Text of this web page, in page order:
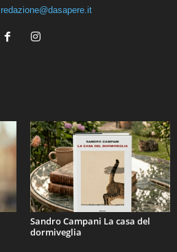
redazione@dasapere.it
Sandro Campani La casa del
dormiveglia